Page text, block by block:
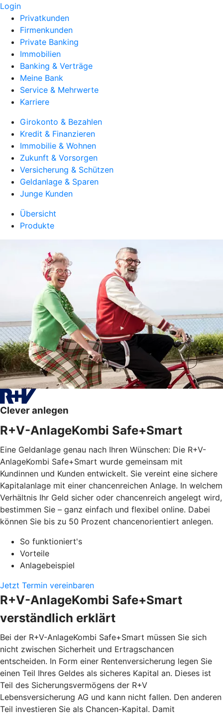
Login
Privatkunden
Firmenkunden
Private Banking
Immobilien
Banking & Verträge
Meine Bank
Service & Mehrwerte
Karriere
Girokonto & Bezahlen
Kredit & Finanzieren
Immobilie & Wohnen
Zukunft & Vorsorgen
Versicherung & Schützen
Geldanlage & Sparen
Junge Kunden
Übersicht
Produkte
Clever anlegen
R+V-AnlageKombi Safe+Smart
Eine Geldanlage genau nach Ihren Wünschen: Die R+V-
AnlageKombi Safe+Smart wurde gemeinsam mit
Kundinnen und Kunden entwickelt. Sie vereint eine sichere
Kapitalanlage mit einer chancenreichen Anlage. In welchem
Verhältnis Ihr Geld sicher oder chancenreich angelegt wird,
bestimmen Sie – ganz einfach und flexibel online. Dabei
können Sie bis zu 50 Prozent chancenorientiert anlegen.
So funktioniert's
Vorteile
Anlagebeispiel
Jetzt Termin vereinbaren
R+V-AnlageKombi Safe+Smart
verständlich erklärt
Bei der R+V-AnlageKombi Safe+Smart müssen Sie sich
nicht zwischen Sicherheit und Ertragschancen
entscheiden. In Form einer Rentenversicherung legen Sie
einen Teil Ihres Geldes als sicheres Kapital an. Dieses ist
Teil des Sicherungsvermögens der R+V
Lebensversicherung AG und kann nicht fallen. Den anderen
Teil investieren Sie als Chancen-Kapital. Damit